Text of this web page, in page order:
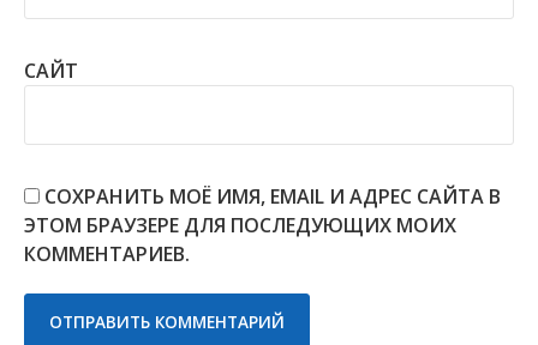
САЙТ
СОХРАНИТЬ МОЁ ИМЯ, EMAIL И АДРЕС САЙТА В
ЭТОМ БРАУЗЕРЕ ДЛЯ ПОСЛЕДУЮЩИХ МОИХ
КОММЕНТАРИЕВ.